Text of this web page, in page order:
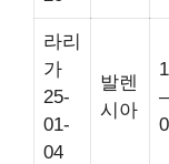
라리
가
25-
01-
04
발렌
시아
1
–
0